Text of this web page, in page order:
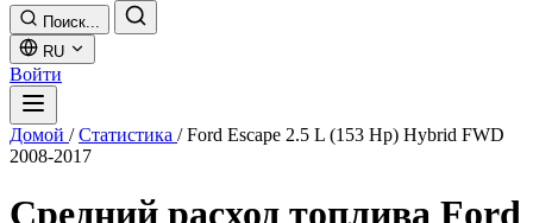
Поиск...
RU
Войти
Домой / Статистика / Ford Escape 2.5 L (153 Hp) Hybrid FWD
2008-2017
Средний расход топлива Ford